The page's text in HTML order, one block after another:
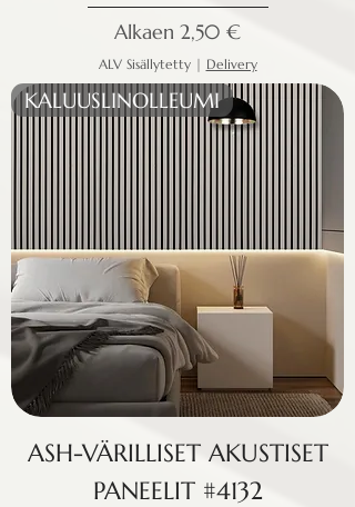
Alkaen 2,50 €
Alehinta
ALV Sisällytetty| Delivery
KALUUSLINOLLEUMI
ASH-VÄRILLISET AKUSTISET
PANEELIT #4132